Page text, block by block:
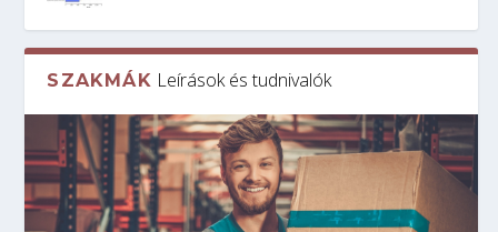
SZAKMÁK Leírások és tudnivalók